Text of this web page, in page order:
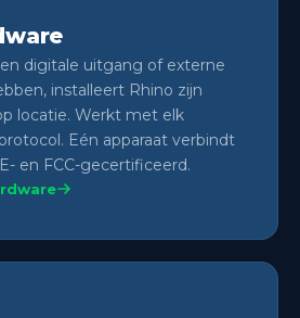
digitale uitgang of externe
installeert Rhino zijn
locatie. Werkt met elk
Eén apparaat verbindt
en FCC-gecertificeerd.